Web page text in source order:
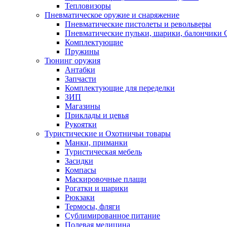
Тепловизоры
Пневматическое оружие и снаряжение
Пневматические пистолеты и револьверы
Пневматические пульки, шарики, балончики
Комплектующие
Пружины
Тюнинг оружия
Антабки
Запчасти
Комплектующие для переделки
ЗИП
Магазины
Приклады и цевья
Рукоятки
Туристические и Охотничьи товары
Манки, приманки
Туристическая мебель
Засидки
Компасы
Маскировочные плащи
Рогатки и шарики
Рюкзаки
Термосы, фляги
Сублимированное питание
Полевая медицина